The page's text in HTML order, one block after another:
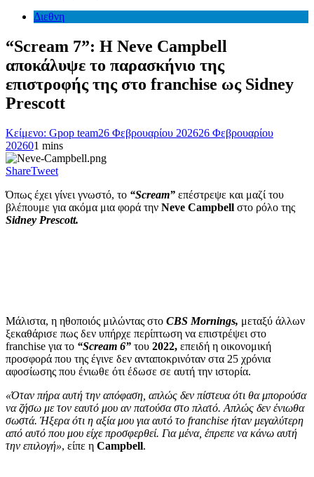
Διεθνη
“Scream 7”: Η Neve Campbell
αποκάλυψε το παρασκήνιο της
επιστροφής της στο franchise ως Sidney
Prescott
Κείμενο: Gpop team26 Φεβρουαρίου 202626 Φεβρουαρίου
202601 mins
ShareTweet
Όπως έχει γίνει γνωστό, το “Scream” επέστρεψε και μαζί του
βλέπουμε για ακόμα μια φορά την Neve Campbell στο ρόλο της
Sidney Prescott.
Μάλιστα, η ηθοποιός μιλώντας στο CBS Mornings, μεταξύ άλλων
ξεκαθάρισε πως δεν υπήρχε περίπτωση να επιστρέψει στο
franchise για το “Scream 6” του 2022, επειδή η οικονομική
προσφορά που της έγινε δεν ανταποκρινόταν στα 25 χρόνια
αφοσίωσης που ένιωθε ότι έδωσε σε αυτή την ιστορία.
«Όταν πήρα αυτή την απόφαση, απλώς δεν πίστευα ότι θα μπορούσα
να ζήσω με τον εαυτό μου αν πατούσα στο πλατό. Απλώς δεν ένιωθα
σωστά. Ήξερα ότι η αξία μου για αυτό το franchise ήταν μεγαλύτερη
από αυτό που μου είχε προσφερθεί. Για μένα, έπρεπε να κάνω αυτή
την επιλογή», είπε η Campbell.